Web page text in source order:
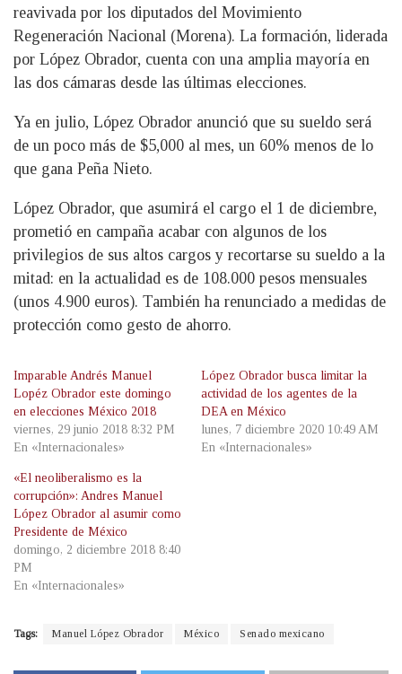
reavivada por los diputados del Movimiento
Regeneración Nacional (Morena). La formación, liderada
por López Obrador, cuenta con una amplia mayoría en
las dos cámaras desde las últimas elecciones.
Ya en julio, López Obrador anunció que su sueldo será
de un poco más de $5,000 al mes, un 60% menos de lo
que gana Peña Nieto.
López Obrador, que asumirá el cargo el 1 de diciembre,
prometió en campaña acabar con algunos de los
privilegios de sus altos cargos y recortarse su sueldo a la
mitad: en la actualidad es de 108.000 pesos mensuales
(unos 4.900 euros). También ha renunciado a medidas de
protección como gesto de ahorro.
Imparable Andrés Manuel
Lopéz Obrador este domingo
en elecciones México 2018
viernes, 29 junio 2018 8:32 PM
En «Internacionales»
López Obrador busca limitar la
actividad de los agentes de la
DEA en México
lunes, 7 diciembre 2020 10:49 AM
En «Internacionales»
«El neoliberalismo es la
corrupción»: Andres Manuel
López Obrador al asumir como
Presidente de México
domingo, 2 diciembre 2018 8:40
PM
En «Internacionales»
Tags: Manuel López Obrador México Senado mexicano